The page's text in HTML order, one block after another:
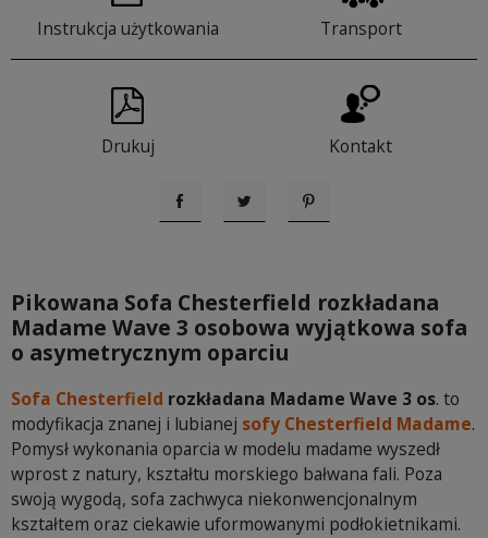
Instrukcja użytkowania Transport
Drukuj Kontakt
UdostępnijTweetujPinterest
Pikowana Sofa Chesterfield rozkładana
Madame Wave 3 osobowa wyjątkowa sofa
o asymetrycznym oparciu
Sofa Chesterfield rozkładana Madame Wave 3 os. to
modyfikacja znanej i lubianej sofy Chesterfield Madame.
Pomysł wykonania oparcia w modelu madame wyszedł
wprost z natury, kształtu morskiego bałwana fali. Poza
swoją wygodą, sofa zachwyca niekonwencjonalnym
kształtem oraz ciekawie uformowanymi podłokietnikami.